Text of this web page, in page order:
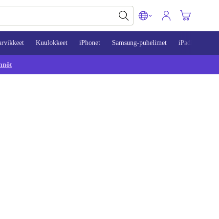
Kuulokkeet iPhonet Samsung-puhelimet iPadit